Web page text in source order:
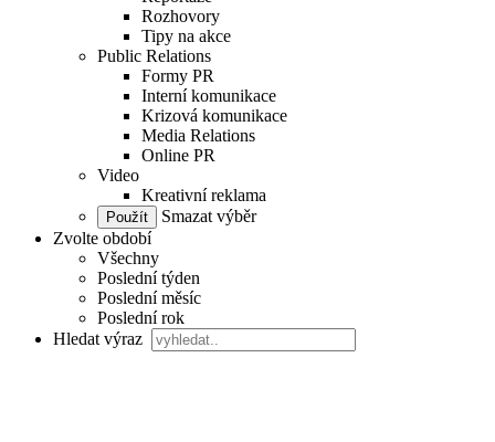
Rozhovory
Tipy na akce
Public Relations
Formy PR
Interní komunikace
Krizová komunikace
Media Relations
Online PR
Video
Kreativní reklama
Smazat výběr
Zvolte období
Všechny
Poslední týden
Poslední měsíc
Poslední rok
Hledat výraz